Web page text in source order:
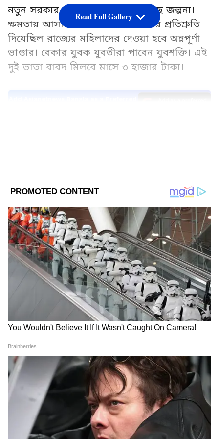
নতুন সরকার গঠনের পর থেকেই চলছে জল্পনা।
ক্ষমতায় আসার আগে বিজেপি সরকার প্রতিশ্রুতি
দিয়েছিল রাজ্যের মহিলাদের দেওয়া হবে অন্নপূর্ণা
ভাণ্ডার। বেকার যুবক যুবতীরা পাবেন যুবশক্তি। এই
দুই ভাতা বাবদ মিলবে মাসে ৩ হাজার টাকা।
Image Credit :Asianet News
তবে, এতদিন ধরে অন্নপূর্ণা ভাণ্ডার নিয়ে চলেছে
জল্পনা। লক্ষ্মীর ভাণ্ডারের গ্রাহকেরাই অন্নপূর্ণা
ভাণ্ডার পাবেন নাকি নতুন করে করতে হবে
আবেদন, এই নিয়ে জল্পনার অন্ত ছিল না। সদ্য খোদ
Read Full Gallery